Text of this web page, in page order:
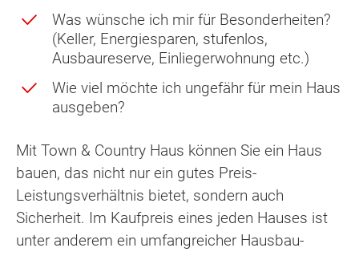
Was wünsche ich mir für Besonderheiten?
(Keller, Energiesparen, stufenlos,
Ausbaureserve, Einliegerwohnung etc.)
Wie viel möchte ich ungefähr für mein Haus
ausgeben?
Mit Town & Country Haus können Sie ein Haus
bauen, das nicht nur ein gutes Preis-
Leistungsverhältnis bietet, sondern auch
Sicherheit. Im Kaufpreis eines jeden Hauses ist
unter anderem ein umfangreicher Hausbau-